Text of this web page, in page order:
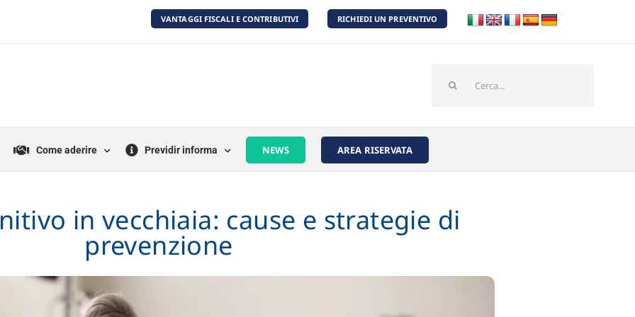
VANTAGGI FISCALI E CONTRIBUTIVI RICHIEDI UN PREVENTIVO
per:
Come aderire Previdir informa NEWS AREA RISERVATA
in vecchiaia: cause e strategie di
prevenzione